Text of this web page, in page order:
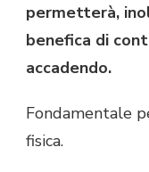
permetterà,
benefica di
accadendo.
Fondamentale
fisica.